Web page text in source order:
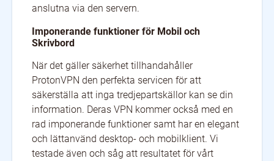
anslutna via den servern.
Imponerande funktioner för Mobil och
Skrivbord
När det gäller säkerhet tillhandahåller
ProtonVPN den perfekta servicen för att
säkerställa att inga tredjepartskällor kan se din
information. Deras VPN kommer också med en
rad imponerande funktioner samt har en elegant
och lättanvänd desktop- och mobilklient. Vi
testade även och såg att resultatet för vårt